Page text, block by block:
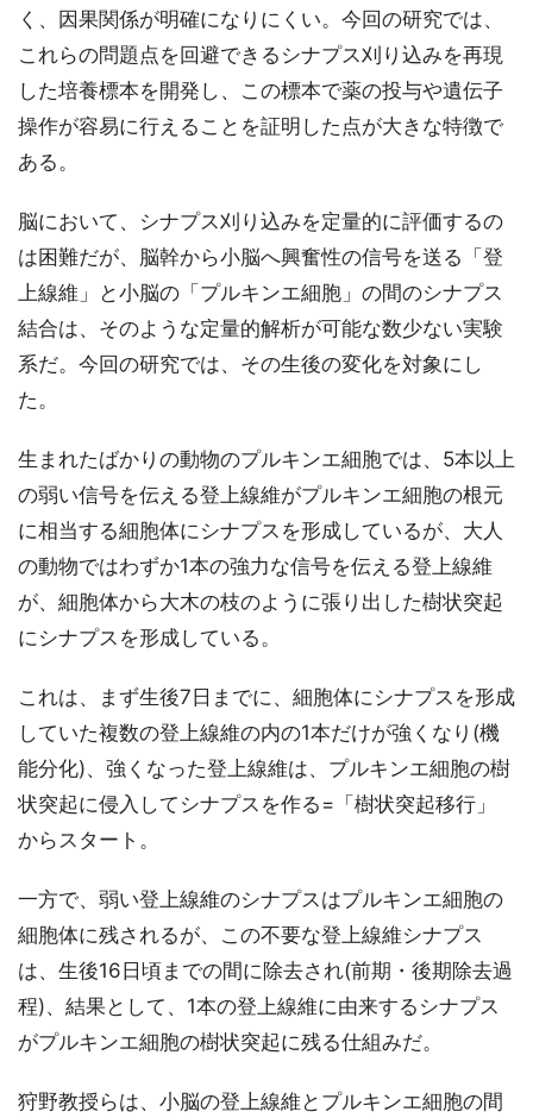
く、因果関係が明確になりにくい。今回の研究では、
これらの問題点を回避できるシナプス刈り込みを再現
した培養標本を開発し、この標本で薬の投与や遺伝子
操作が容易に行えることを証明した点が大きな特徴で
ある。
脳において、シナプス刈り込みを定量的に評価するの
は困難だが、脳幹から小脳へ興奮性の信号を送る「登
上線維」と小脳の「プルキンエ細胞」の間のシナプス
結合は、そのような定量的解析が可能な数少ない実験
系だ。今回の研究では、その生後の変化を対象にし
た。
生まれたばかりの動物のプルキンエ細胞では、5本以上
の弱い信号を伝える登上線維がプルキンエ細胞の根元
に相当する細胞体にシナプスを形成しているが、大人
の動物ではわずか1本の強力な信号を伝える登上線維
が、細胞体から大木の枝のように張り出した樹状突起
にシナプスを形成している。
これは、まず生後7日までに、細胞体にシナプスを形成
していた複数の登上線維の内の1本だけが強くなり(機
能分化)、強くなった登上線維は、プルキンエ細胞の樹
状突起に侵入してシナプスを作る=「樹状突起移行」
からスタート。
一方で、弱い登上線維のシナプスはプルキンエ細胞の
細胞体に残されるが、この不要な登上線維シナプス
は、生後16日頃までの間に除去され(前期・後期除去過
程)、結果として、1本の登上線維に由来するシナプス
がプルキンエ細胞の樹状突起に残る仕組みだ。
狩野教授らは、小脳の登上線維とプルキンエ細胞の間